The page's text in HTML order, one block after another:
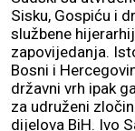
Sisku, Gospiću i
službene
zapovijedanja.
Bosni i
državni vrh ipak
za udruženi
dijelova BiH. Ivo